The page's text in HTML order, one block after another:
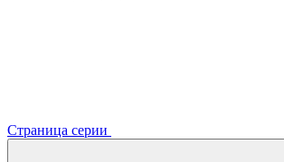
Страница серии